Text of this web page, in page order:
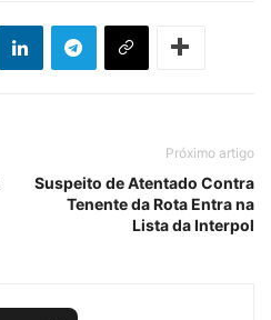
Próximo artigo
Suspeito de Atentado Contra
Tenente da Rota Entra na
Lista da Interpol